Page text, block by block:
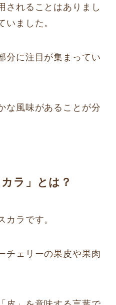
されることはありまし
いました。
分に注目が集まってい
な風味があることが分
ラ」とは？
カラです。
チェリーの果皮や果肉